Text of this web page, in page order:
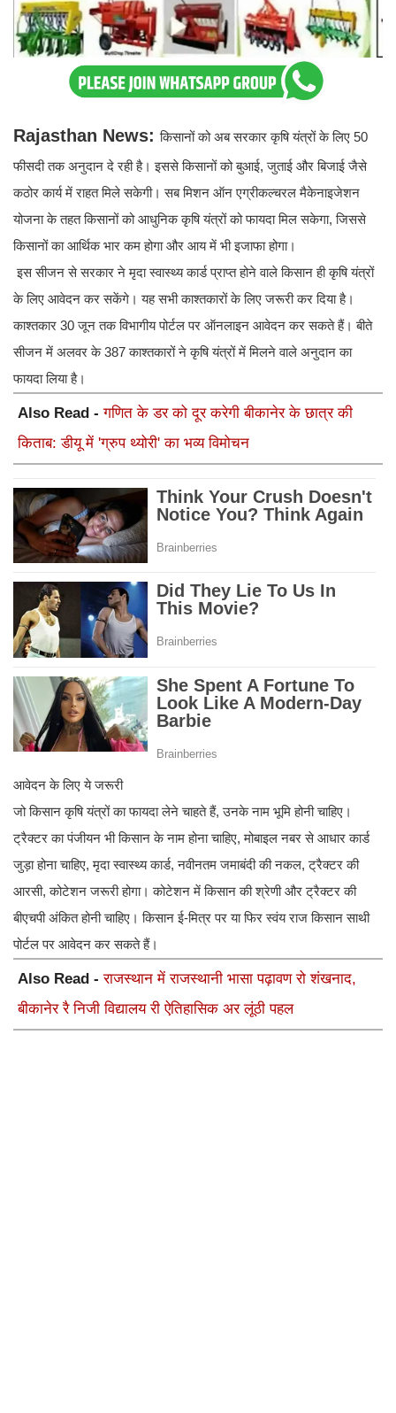
Rajasthan News:किसानों को अब सरकार कृषि यंत्रों के लिए 50
फीसदी तक अनुदान दे रही है। इससे किसानों को बुआई, जुताई और बिजाई जैसे
कठोर कार्य में राहत मिले सकेगी। सब मिशन ऑन एग्रीकल्चरल मैकेनाइजेशन
योजना के तहत किसानों को आधुनिक कृषि यंत्रों को फायदा मिल सकेगा, जिससे
किसानों का आर्थिक भार कम होगा और आय में भी इजाफा होगा।
इस सीजन से सरकार ने मृदा स्वास्थ्य कार्ड प्राप्त होने वाले किसान ही कृषि यंत्रों
के लिए आवेदन कर सकेंगे। यह सभी काश्तकारों के लिए जरूरी कर दिया है।
काश्तकार 30 जून तक विभागीय पोर्टल पर ऑनलाइन आवेदन कर सकते हैं। बीते
सीजन में अलवर के 387 काश्तकारों ने कृषि यंत्रों में मिलने वाले अनुदान का
फायदा लिया है।
Also Read -गणित के डर को दूर करेगी बीकानेर के छात्र की
किताब: डीयू में 'ग्रुप थ्योरी' का भव्य विमोचन
आवेदन के लिए ये जरूरी
जो किसान कृषि यंत्रों का फायदा लेने चाहते हैं, उनके नाम भूमि होनी चाहिए।
ट्रैक्टर का पंजीयन भी किसान के नाम होना चाहिए, मोबाइल नबर से आधार कार्ड
जुड़ा होना चाहिए, मृदा स्वास्थ्य कार्ड, नवीनतम जमाबंदी की नकल, ट्रैक्टर की
आरसी, कोटेशन जरूरी होगा। कोटेशन में किसान की श्रेणी और ट्रैक्टर की
बीएचपी अंकित होनी चाहिए। किसान ई-मित्र पर या फिर स्वंय राज किसान साथी
पोर्टल पर आवेदन कर सकते हैं।
Also Read -राजस्थान में राजस्थानी भासा पढ़ावण रो शंखनाद,
बीकानेर रै निजी विद्यालय री ऐतिहासिक अर लूंठी पहल